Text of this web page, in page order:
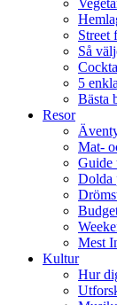
Street
Så
5
Bästa
Resor
Mat-
Guide
Dolda
Mest
Kultur
Hur